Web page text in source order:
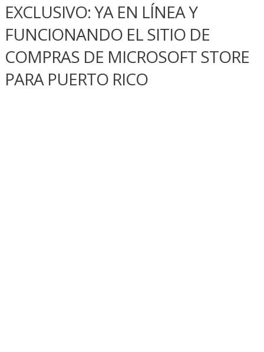
EXCLUSIVO: YA EN LÍ­NEA Y
FUNCIONANDO EL SITIO DE
COMPRAS DE MICROSOFT STORE
PARA PUERTO RICO